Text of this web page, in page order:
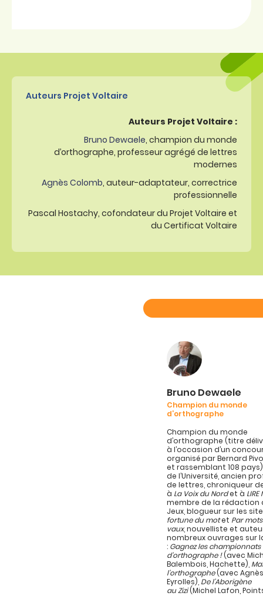
Auteurs Projet Voltaire
Auteurs Projet Voltaire :
Bruno Dewaele, champion du monde
d’orthographe, professeur agrégé de lettres
modernes
Agnès Colomb, auteur-adaptateur, correctrice
professionnelle
Pascal Hostachy, cofondateur du Projet Voltaire et
du Certificat Voltaire
Bruno Dewaele
Champion du monde
d’orthographe
Champion du monde
d’orthographe (titre
à l’occasion d’un
organisé par Bernard
et rassemblant 108
de l’Université, ancien
de lettres, chroniqueur
à La Voix du Nordet à
membre de la rédaction
Jeux, blogueur sur les
fortune du motet Par
vaux, nouvelliste et
nombreux ouvrages sur
: Gagnez les championnats
d’orthographe !(avec
Balembois, Hachette),
l’orthographe(avec
Eyrolles), De l’Aborigène
au Zizi(Michel Lafon,